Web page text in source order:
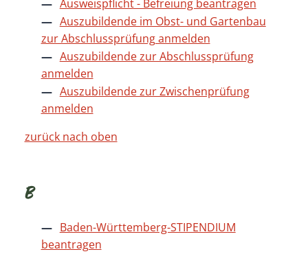
Ausweispflicht - Befreiung beantragen
Auszubildende im Obst- und Gartenbau
zur Abschlussprüfung anmelden
Auszubildende zur Abschlussprüfung
anmelden
Auszubildende zur Zwischenprüfung
anmelden
zurück nach oben
B
Baden-Württemberg-STIPENDIUM
beantragen